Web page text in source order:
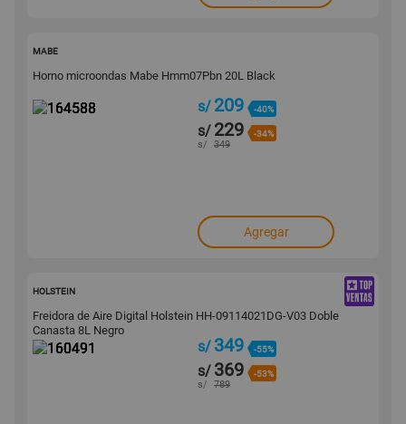
MABE
Horno microondas Mabe Hmm07Pbn 20L Black
s/ 209 -40%
s/ 229 -34%
s/ 349
Agregar
HOLSTEIN
Freidora de Aire Digital Holstein HH-09114021DG-V03 Doble
Canasta 8L Negro
s/ 349 -55%
s/ 369 -53%
s/ 789